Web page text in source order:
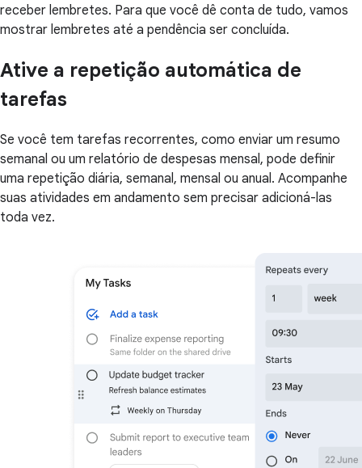
receber lembretes. Para que você dê conta de tudo, vamos
mostrar lembretes até a pendência ser concluída.
Ative a repetição automática de
tarefas
Se você tem tarefas recorrentes, como enviar um resumo
semanal ou um relatório de despesas mensal, pode definir
uma repetição diária, semanal, mensal ou anual. Acompanhe
suas atividades em andamento sem precisar adicioná-las
toda vez.